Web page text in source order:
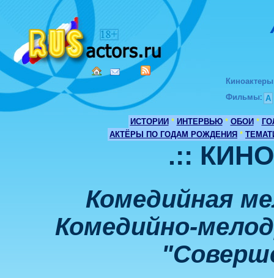
Киноактеры
Фильмы: А
ИСТОРИИ * ИНТЕРВЬЮ * ОБОИ *
АКТЁРЫ ПО ГОДАМ РОЖДЕНИЯ *
.::
Комедийная
Комедийно-